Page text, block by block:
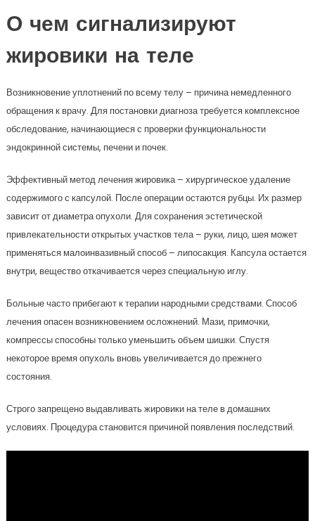
О чем сигнализируют
жировики на теле
Возникновение уплотнений по всему телу – причина немедленного
обращения к врачу. Для постановки диагноза требуется комплексное
обследование, начинающиеся с проверки функциональности
эндокринной системы, печени и почек.
Эффективный метод лечения жировика – хирургическое удаление
содержимого с капсулой. После операции остаются рубцы. Их размер
зависит от диаметра опухоли. Для сохранения эстетической
привлекательности открытых участков тела – руки, лицо, шея может
применяться малоинвазивный способ – липосакция. Капсула остается
внутри, вещество откачивается через специальную иглу.
Больные часто прибегают к терапии народными средствами. Способ
лечения опасен возникновением осложнений. Мази, примочки,
компрессы способны только уменьшить объем шишки. Спустя
некоторое время опухоль вновь увеличивается до прежнего
состояния.
Строго запрещено выдавливать жировики на теле в домашних
условиях. Процедура становится причиной появления последствий.